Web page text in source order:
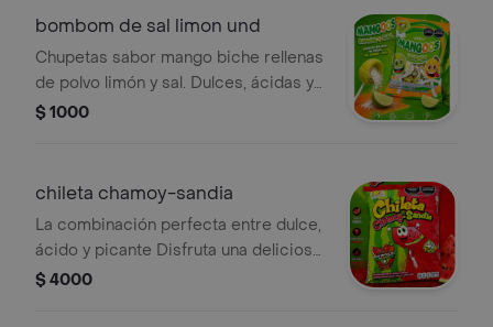
bombom de sal limon und
Chupetas sabor mango biche rellenas
de polvo limón y sal. Dulces, ácidas y
refrescantes, perfectas para
$ 1000
chileta chamoy-sandia
La combinación perfecta entre dulce,
ácido y picante Disfruta una deliciosa
paleta sabor sandía cubierta con una
$ 4000